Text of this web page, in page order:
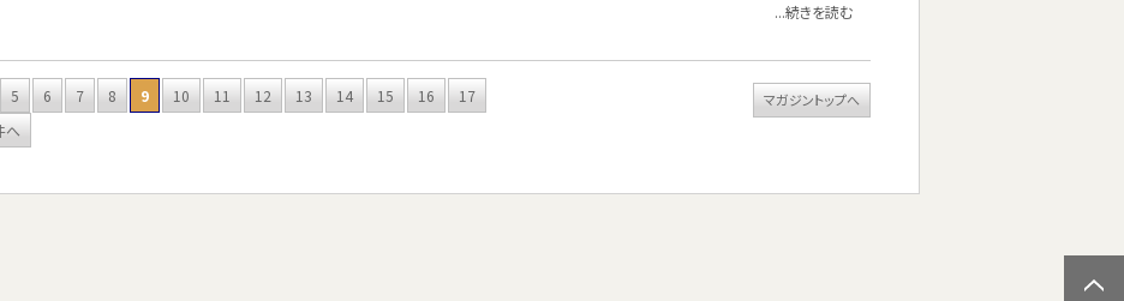
...続きを読む
5 6 7 8 9 10 11 12 13 14 15 16
17
へ
マガジントップへ